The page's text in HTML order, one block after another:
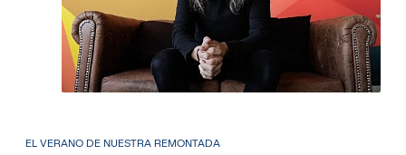
EL VERANO DE NUESTRA REMONTADA